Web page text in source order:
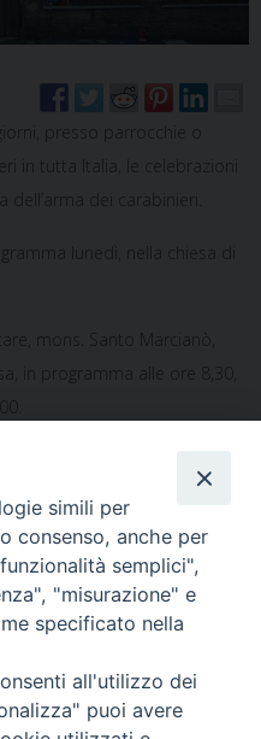
presso parrocchie o
in tutta Italia, le celebrazioni
dei carabinieri.
lunedì, nella chiesa di
mons. Santo Marcianò,
in programma alle ore 8,30,
Civitavecchia – Dedicazione
del piazzale antistante la
simili per
consenso, anche per
semplici",
"misurazione" e
specificato nella
all'utilizzo dei
puoi avere